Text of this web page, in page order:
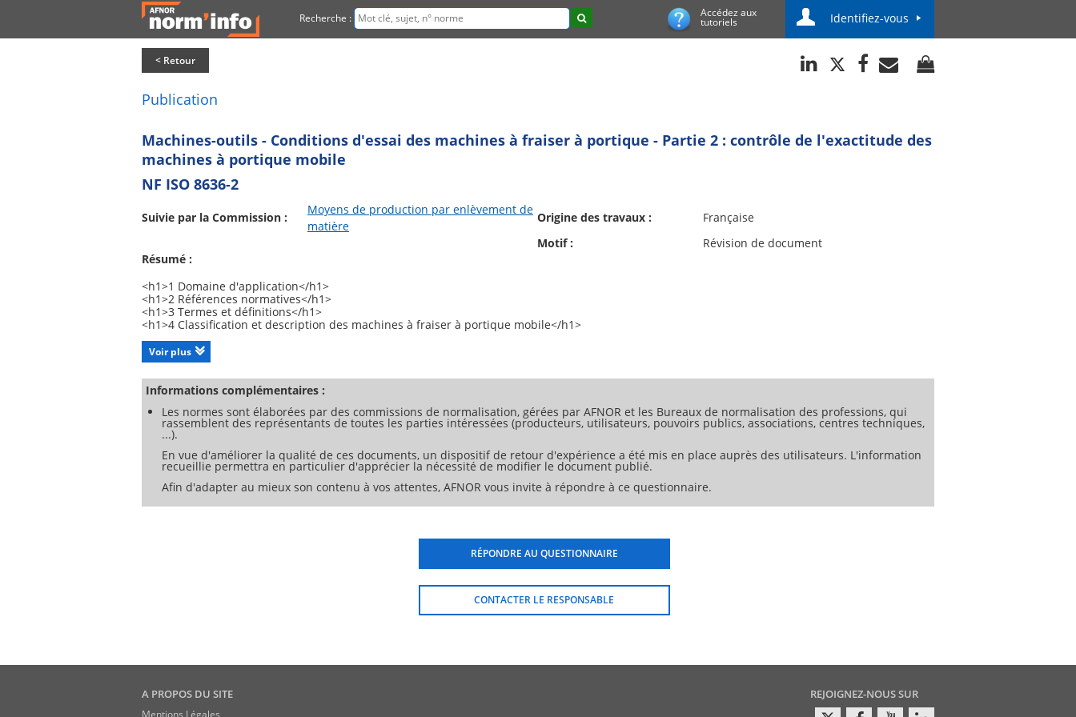
Recherche : Accédez aux
tutoriels Identifiez-vous
< Retour
Publication
Machines-outils - Conditions d'essai des machines à fraiser à portique - Partie 2 : contrôle de l'exactitude des
machines à portique mobile
NF ISO 8636-2
Suivie par la Commission :
Moyens de production par enlèvement de
matière
Origine des travaux :
Française
Motif :
Révision de document
Résumé :
<h1>1 Domaine d'application</h1>
<h1>2 Références normatives</h1>
<h1>3 Termes et définitions</h1>
<h1>4 Classification et description des machines à fraiser à portique mobile</h1>
<h1>5 Exemples de composants de machine-outil et de désignation des axes</h1>
<h1>6 Remarques préliminaires</h1>
<h1>7 Essais géométriques des axes de mouvement linéaire</h1>
<h1>8 Essais géométriques pour la table</h1>
<h1>9 Essais géométriques pour la table rotative</h1>
<h1>10 Essais géométriques pour la tête de la broche verticale</h1>
<h1>11 Essais géométriques pour la tête de broche horizontale (tête de broche latérale)</h1>
<h1>12 Exactitude et répétabilité du positionnement des axes linéaires</h1>
<h1>13 Exactitude et répétabilité du positionnement de la table rotative</h1>
<h1>Annexe A Exactitude géométrique des axes de rotation</h1>
<h1>Annexe B Termes dans d'autres langues pour la Figure 1</h1>
Voir plus
Informations complémentaires :
Les normes sont élaborées par des commissions de normalisation, gérées par AFNOR et les Bureaux de normalisation des professions, qui
rassemblent des représentants de toutes les parties intéressées (producteurs, utilisateurs, pouvoirs publics, associations, centres techniques,
...).
En vue d'améliorer la qualité de ces documents, un dispositif de retour d'expérience a été mis en place auprès des utilisateurs. L'information
recueillie permettra en particulier d'apprécier la nécessité de modifier le document publié.
Afin d'adapter au mieux son contenu à vos attentes, AFNOR vous invite à répondre à ce questionnaire.
RÉPONDRE AU QUESTIONNAIRE
CONTACTER LE RESPONSABLE
A PROPOS DU SITE
Mentions Légales
REJOIGNEZ-NOUS SUR